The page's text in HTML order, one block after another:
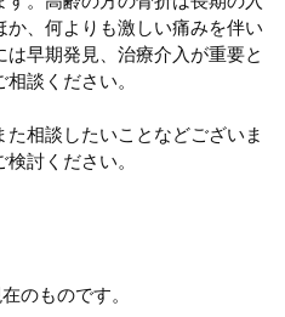
、何よりも激しい痛みを伴い
早期発見、治療介入が重要と
談ください。
相談したいことなどございま
討ください。
ものです。